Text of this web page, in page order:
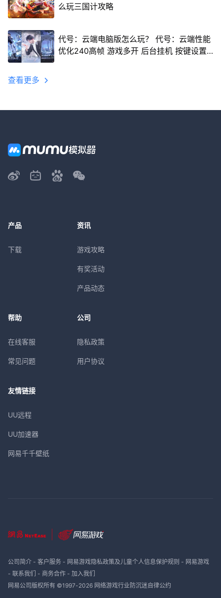
么玩三国计攻略
代号：云端电脑版怎么玩？ 代号：云端性能
优化240高帧 游戏多开 后台挂机 按键设置
查看更多
产品
下载
资讯
游戏攻略
有奖活动
产品动态
帮助
在线客服
常见问题
公司
隐私政策
用户协议
友情链接
UU远程
UU加速器
网易千千壁纸
公司简介- 客户服务- 网易游戏隐私政策及儿童个人信息保护规则 - 网易游戏
- 联系我们 - 商务合作- 加入我们
网易公司版权所有 ©1997-2026 网络游戏行业防沉迷自律公约